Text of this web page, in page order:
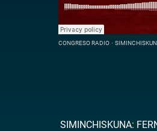
CONGRESO RADIO ·
SIMINCHISKUNA: